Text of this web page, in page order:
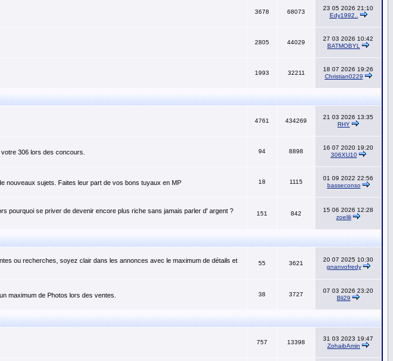
3678 68073
23 05 2026 21:10
Edy1992..
2805 44029
27 03 2026 10:42
BATMOBYL
1993 32211
18 07 2026 19:26
Christian0229
4761 434269
21 03 2026 13:35
RHY
306 lors des concours. 94 8898
16 07 2020 19:20
306XU10
nouveaux sujets. Faites leur part de vos bons tuyaux en MP 18 1115
01 09 2022 22:56
basseconso
pourquoi se priver de devenir encore plus riche sans jamais parler d' argent ?
151 842
15 06 2026 12:28
zoelili
ou recherches, soyez clair dans les annonces avec le maximum de détails et
55 3621
20 07 2025 10:30
gnanvofredy
maximum de Photos lors des ventes. 38 3727
07 03 2026 23:20
Bli29
757 13398
31 03 2023 19:47
ZohaibAmin